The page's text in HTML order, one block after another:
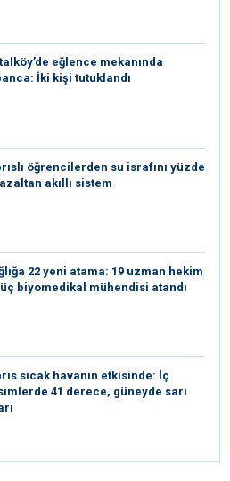
eğlence mekanında
İki kişi tutuklandı
öğrencilerden su israfını yüzde
akıllı sistem
22 yeni atama: 19 uzman hekim
biyomedikal mühendisi atandı
sıcak havanın etkisinde: İç
41 derece, güneyde sarı